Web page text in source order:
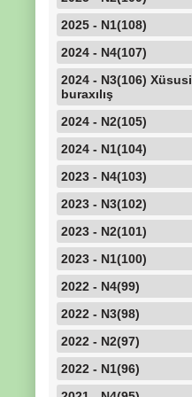
2025 - N1(108)
2024 - N4(107)
2024 - N3(106) Xüsusi
buraxılış
2024 - N2(105)
2024 - N1(104)
2023 - N4(103)
2023 - N3(102)
2023 - N2(101)
2023 - N1(100)
2022 - N4(99)
2022 - N3(98)
2022 - N2(97)
2022 - N1(96)